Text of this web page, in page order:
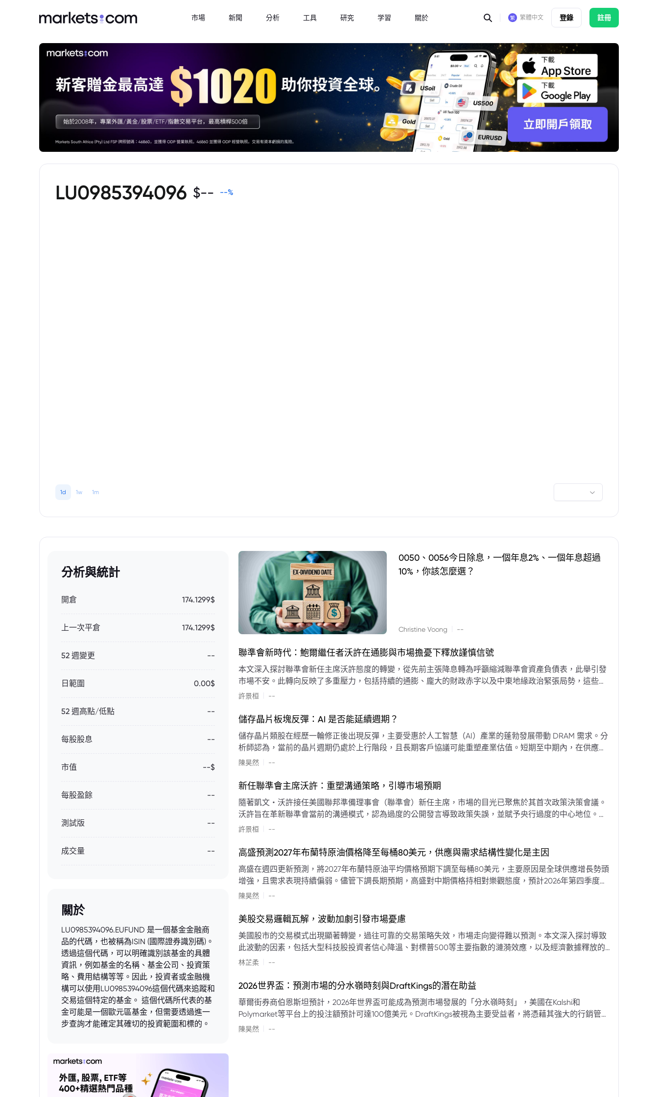
市場 新聞 分析 工具 研究 学習 關於 繁體中文 登錄 註冊
LU0985394096 $-- --%
1d 1w 1m
分析與統計
開倉 174.1299$
上一次平倉 174.1299$
52 週變更 --
日範圍 0.00$
52 週高點/低點 --
每股股息 --
市值 --$
每股盈餘 --
測試版 --
成交量 --
關於
LU0985394096.EUFUND 是一個基金金融商
品的代碼，也被稱為ISIN (國際證券識別碼)。
透過這個代碼，可以明確識別該基金的具體
資訊，例如基金的名稱、基金公司、投資策
略、費用結構等等。因此，投資者或金融機
構可以使用LU0985394096這個代碼來追蹤和
交易這個特定的基金。 這個代碼所代表的基
金可能是一個歐元區基金，但需要透過進一
步查詢才能確定其確切的投資範圍和標的。
0050、0056今日除息，一個年息2%、一個年息超過
10%，你該怎麼選？
Christine Voong --
聯準會新時代：鮑爾繼任者沃許在通膨與市場擔憂下釋放謹慎信號
本文深入探討聯準會新任主席沃許態度的轉變，從先前主張降息轉為呼籲縮減聯準會資產負債表，此舉引發
市場不安。此轉向反映了多重壓力，包括持續的通膨、龐大的財政赤字以及中東地緣政治緊張局勢，這些因
素限制了聯準會實施降息或激進縮減資產負債表的空間。專家預計將進入政策觀望期，重點將放在維持較高
許景桓 --
儲存晶片板塊反彈：AI 是否能延續週期？
儲存晶片類股在經歷一輪修正後出現反彈，主要受惠於人工智慧（AI）產業的蓬勃發展帶動 DRAM 需求。分
析師認為，當前的晶片週期仍處於上行階段，且長期客戶協議可能重塑產業估值。短期至中期內，在供應受
限的支撐下，價格預期將持續走高。
陳昊然 --
新任聯準會主席沃許：重塑溝通策略，引導市場預期
隨著凱文・沃許接任美國聯邦準備理事會（聯準會）新任主席，市場的目光已聚焦於其首次政策決策會議。
沃許旨在革新聯準會當前的溝通模式，認為過度的公開發言導致政策失誤，並賦予央行過度的中心地位。他
計畫重塑政策預期的發布方式及其頻率，目標是減少對預期市場信號的依賴，並強化對經濟基本面的關注。
許景桓 --
高盛預測2027年布蘭特原油價格降至每桶80美元，供應與需求結構性變化是主因
高盛在週四更新預測，將2027年布蘭特原油平均價格預期下調至每桶80美元，主要原因是全球供應增長勢頭
增強，且需求表現持續偏弱。儘管下調長期預期，高盛對中期價格持相對樂觀態度，預計2026年第四季度布
蘭特原油均價為每桶90美元。該行認為，美國、巴西、圭亞那、委內瑞拉及阿聯酋的產量提升，加上需求端
其影響低於預期，二季度的全球供應缺口（每日500萬至600萬桶）因需求疲軟和市場已存在的供過於求而
口受阻持續，2026年底油價可能升至每桶110美元以上，極端情況下2027年甚至可能觸及140美元。相對地，
若供應快速恢復且需求進一步走弱，2026年底油價可能回落至每桶70美元左右，2027年則可能降至每桶60
美元。
陳昊然 --
美股交易邏輯瓦解，波動加劇引發市場憂慮
美國股市的交易模式出現顯著轉變，過往可靠的交易策略失效，市場走向變得難以預測。本文深入探討導致
此波動的因素，包括大型科技股投資者信心降溫、對標普500等主要指數的漣漪效應，以及經濟數據釋放的
矛盾信號。專家意見顯示，雙向交易與市場震盪加劇將成為新常態。重點摘要包括：先前「逢低買入」策略
點：** * **交易邏輯轉變：** 順勢做多的市場邏輯已瓦解，市場走向變得難以預測。 * **科技股信心減弱：**
現顯著的單日反轉幅度，整體市場穩定性大幅下降。 * **經濟數據拉扯：** 經濟數據表現出韌性與聯準會緊
縮貨幣政策預期升溫之間形成拉扯，加劇市場不確定性。 * **專家預期：** 預計將持續出現板塊輪動與風格
切換，投資者意見分歧程度處於極高水平。 * **聚焦聯準會：** 聯準會的利率決議及後續記者會，被視為短
林芷柔 --
2026世界盃：預測市場的分水嶺時刻與DraftKings的潛在助益
華爾街券商伯恩斯坦預計，2026年世界盃可能成為預測市場發展的「分水嶺時刻」，美國在Kalshi和
Polymarket等平台上的投注額預計可達100億美元。DraftKings被視為主要受益者，將憑藉其強大的行銷管
道、西班牙語轉播權以及對預測市場業務的拓展，為即將到來的NFL賽季做準備。
陳昊然 --